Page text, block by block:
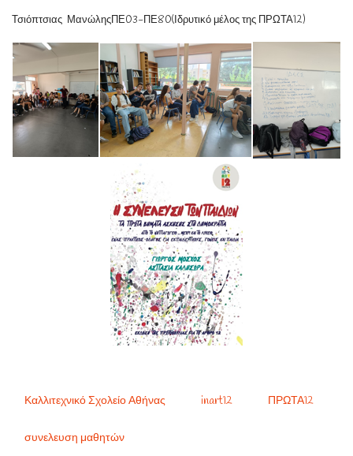
Τσιόπτσιας ΜανώληςΠΕ03-ΠΕ80(Ιδρυτικό μέλος της ΠΡΩΤΑ12)
Καλλιτεχνικό Σχολείο Αθήνας inart12 ΠΡΩΤΑ12
συνελευση μαθητών